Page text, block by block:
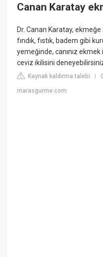
Canan Karatay
Dr. Canan Karatay,
fındık, fıstık, badem gibi
yemeğinde, canınız
ceviz ikilisini
Kaynak kaldırma talebi |
marasgurme.com